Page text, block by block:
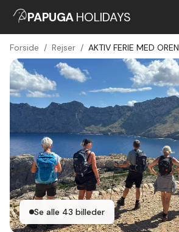
PAPUGAHOLIDAYS
Forside / Rejser / AKTIV FERIE MED OREN
Se alle 43 billeder